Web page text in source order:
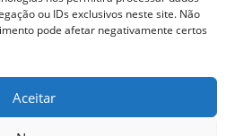
ou IDs exclusivos neste site. Não
pode afetar negativamente certos
Aceitar
Redes Sociais